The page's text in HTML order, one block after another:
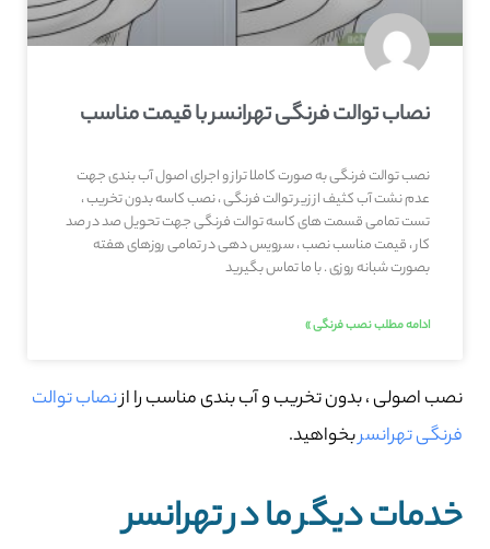
نصاب توالت فرنگی تهرانسر با قیمت مناسب
نصب توالت فرنگی به صورت کاملا تراز و اجرای اصول آب بندی جهت
عدم نشت آب کثیف از زیر توالت فرنگی ، نصب کاسه بدون تخریب ،
تست تمامی قسمت های کاسه توالت فرنگی جهت تحویل صد در صد
کار ، قیمت مناسب نصب ، سرویس دهی در تمامی روزهای هفته
بصورت شبانه روزی . با ما تماس بگیرید
ادامه مطلب نصب فرنگی »
نصب اصولی ، بدون تخریب و آب بندی مناسب را ازنصاب توالت
فرنگی تهرانسربخواهید.
خدمات دیگر ما در تهرانسر